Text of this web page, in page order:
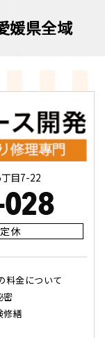
媛県全域
目7-22
休
料金について
密
修繕